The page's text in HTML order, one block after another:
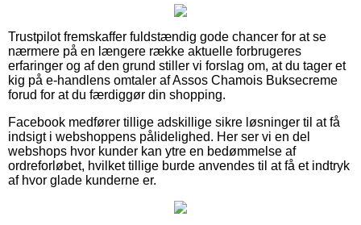
Trustpilot fremskaffer fuldstændig gode chancer for at se
nærmere på en længere række aktuelle forbrugeres
erfaringer og af den grund stiller vi forslag om, at du tager et
kig på e-handlens omtaler af Assos Chamois Buksecreme
forud for at du færdiggør din shopping.
Facebook medfører tillige adskillige sikre løsninger til at få
indsigt i webshoppens pålidelighed. Her ser vi en del
webshops hvor kunder kan ytre en bedømmelse af
ordreforløbet, hvilket tillige burde anvendes til at få et indtryk
af hvor glade kunderne er.